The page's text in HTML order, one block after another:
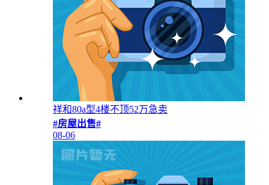
祥和80a型4楼不顶52万急卖
#房屋出售#
08-06